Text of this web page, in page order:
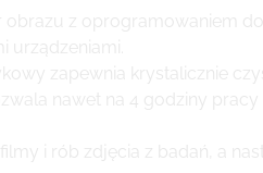
z oprogramowaniem
zapewnia krystalicznie
nawet na 4 godziny pracy
i rób zdjęcia z badań, a